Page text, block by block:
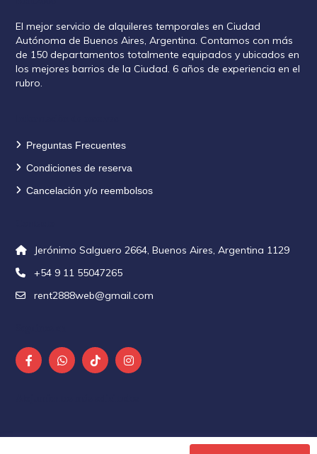
El mejor servicio de alquileres temporales en Ciudad
Autónoma de Buenos Aires, Argentina. Contamos con más
de 150 departamentos totalmente equipados y ubicados en
los mejores barrios de la Ciudad. 6 años de experiencia en el
rubro.
Preguntas Frecuentes
Condiciones de reserva
Cancelación y/o reembolsos
Jerónimo Salguero 2664, Buenos Aires, Argentina 1129
+54 9 11 55047265
rent2888web@gmail.com
©Rent 2888. Todos los derechos reservados